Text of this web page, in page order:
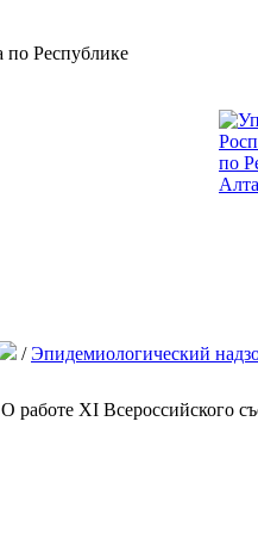
/Эпидемиологический
О работе XI Всероссийского